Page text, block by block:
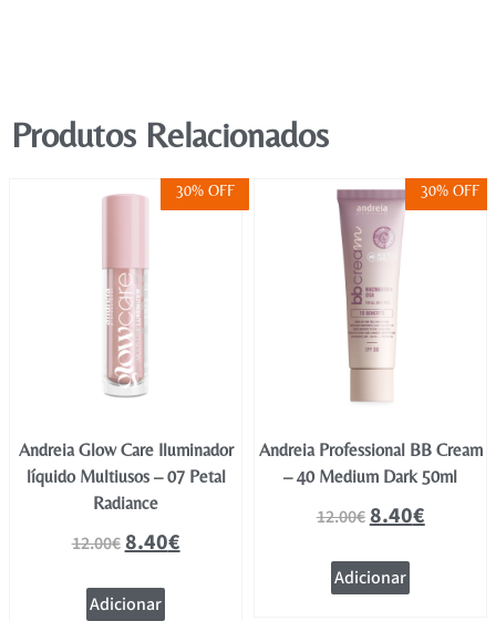
Produtos Relacionados
30% OFF
Andreia Glow Care Iluminador
líquido Multiusos – 07 Petal
Radiance
12.00€8.40€
Adicionar
30% OFF
Andreia Professional BB Cream
– 40 Medium Dark 50ml
12.00€8.40€
Adicionar